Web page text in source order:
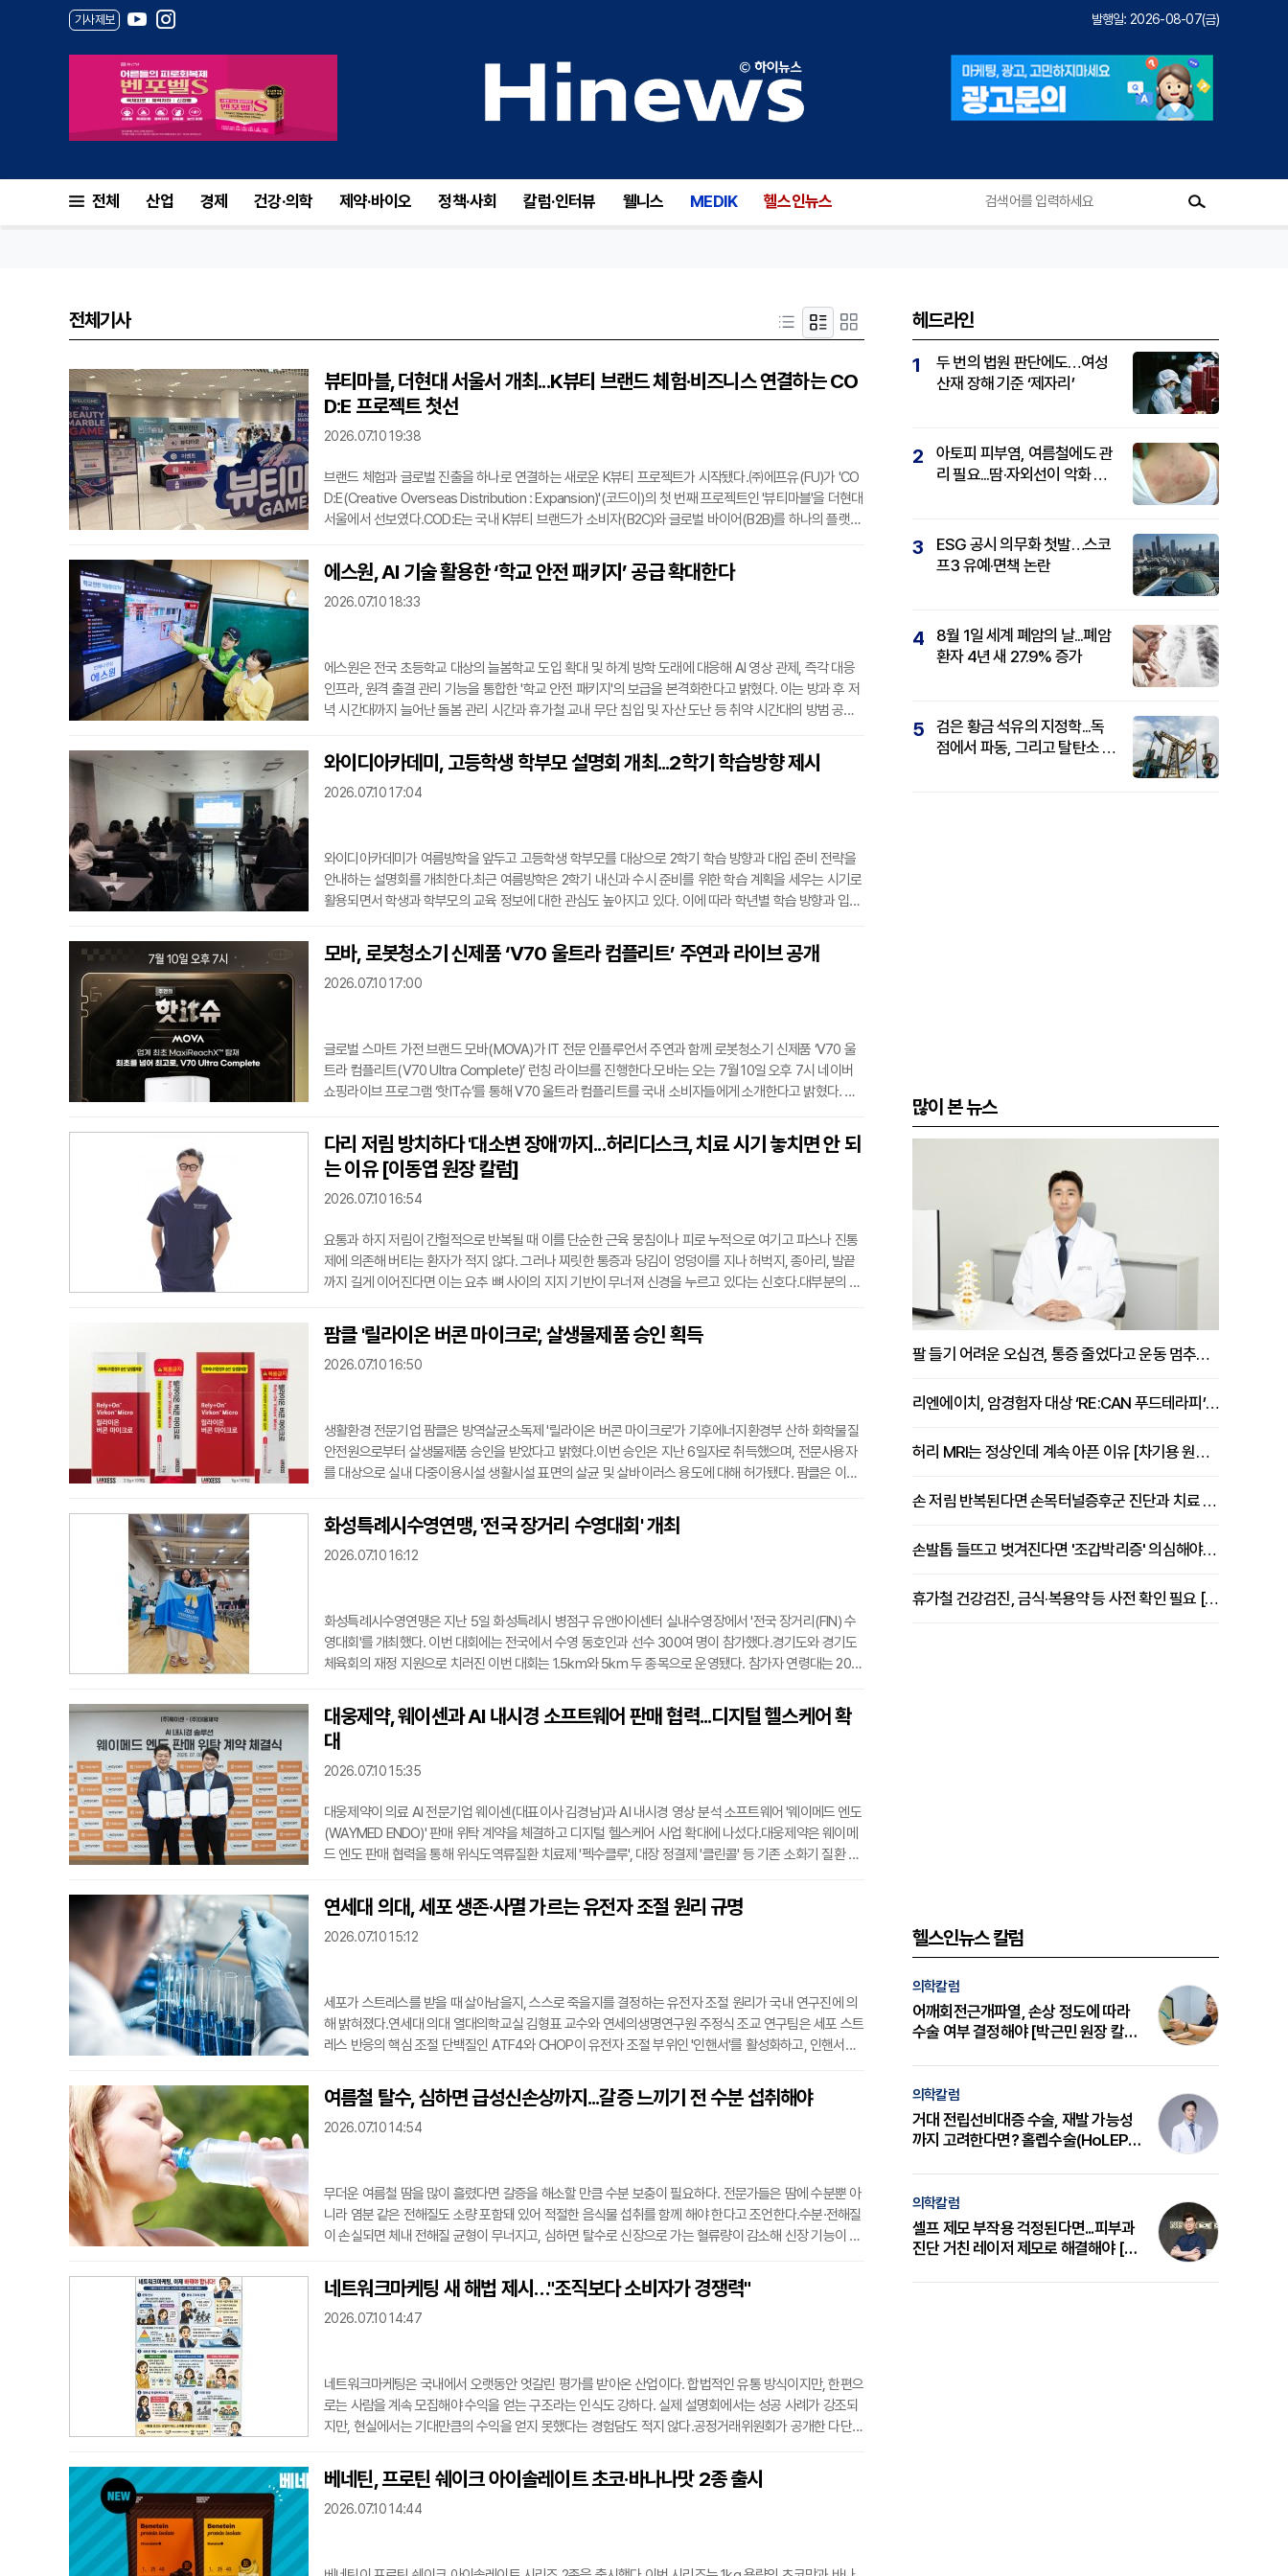
기사제보 발행일: 2026-08-07(금)
전체 산업 경제 건강·의학 제약·바이오 정책·사회 칼럼·인터뷰 웰니스 MEDIK 헬스인뉴스
전체기사
뷰티마블, 더현대 서울서 개최...K뷰티 브랜드 체험·비즈니스 연결하는 CO
D:E 프로젝트 첫선
2026.07.10 19:38
브랜드 체험과 글로벌 진출을 하나로 연결하는 새로운 K뷰티 프로젝트가 시작됐다.㈜에프유(FU)가 'CO
D:E(Creative Overseas Distribution : Expansion)'(코드이)의 첫 번째 프로젝트인 '뷰티마블'을 더현대
서울에서 선보였다.COD:E는 국내 K뷰티 브랜드가 소비자(B2C)와 글로벌 바이어(B2B)를 하나의 플랫폼
텐츠, 글로벌 비즈니스가 하나의 동선으로 이어지는 새로운 글로벌 K뷰티 플랫폼이다.'뷰티마블'은 보드게
임 콘셉트의 참여형 체험 프로그램으로 구성됐다. 방문객은 행사장 입구에서 QR코드를 스캔하면 별도의
애플리케이션 설치
에스원, AI 기술 활용한 ‘학교 안전 패키지’ 공급 확대한다
2026.07.10 18:33
에스원은 전국 초등학교 대상의 늘봄학교 도입 확대 및 하계 방학 도래에 대응해 AI 영상 관제, 즉각 대응
인프라, 원격 출결 관리 기능을 통합한 '학교 안전 패키지'의 보급을 본격화한다고 밝혔다. 이는 방과 후 저
녁 시간대까지 늘어난 돌봄 관리 시간과 휴가철 교내 무단 침입 및 자산 도난 등 취약 시간대의 방범 공백
rt Video Management System)'가 담당하게 된다. 사후 확인 용도로 활용되던 기존 보안카메라와 달
리, SVMS는 내장된 AI 엔진이 학내의 비정상적 동향을 자체 감지하여 실시간으로 관리자에게 알람을 전
송하는 메커니즘을
와이디아카데미, 고등학생 학부모 설명회 개최...2학기 학습방향 제시
2026.07.10 17:04
와이디아카데미가 여름방학을 앞두고 고등학생 학부모를 대상으로 2학기 학습 방향과 대입 준비 전략을
안내하는 설명회를 개최한다.최근 여름방학은 2학기 내신과 수시 준비를 위한 학습 계획을 세우는 시기로
활용되면서 학생과 학부모의 교육 정보에 대한 관심도 높아지고 있다. 이에 따라 학년별 학습 방향과 입시
수립 방법을 비롯해 2학기 영어 학습 방향, 학교별 내신 대비 전략, 학년별 학습 관리 방법 등을 안내할 예
정이다. 방학 기간 학습 루틴 구성과 자기주도학습 계획 수립, 학습 시간 관리 등 실제 학습 과정에서 활용
할 수
모바, 로봇청소기 신제품 ‘V70 울트라 컴플리트’ 주연과 라이브 공개
2026.07.10 17:00
글로벌 스마트 가전 브랜드 모바(MOVA)가 IT 전문 인플루언서 주연과 함께 로봇청소기 신제품 ‘V70 울
트라 컴플리트(V70 Ultra Complete)’ 런칭 라이브를 진행한다.모바는 오는 7월 10일 오후 7시 네이버
쇼핑라이브 프로그램 ‘핫IT슈’를 통해 V70 울트라 컴플리트를 국내 소비자들에게 소개한다고 밝혔다. 이
다양한 구매 혜택이 공개된다.V70 울트라 컴플리트는 모바가 국내 시장에 선보이는 플래그십 로봇청소
기다. ‘Beyond Clean, Beyond Limits’를 슬로건으로 내세우며, 강력한 흡입력과 진화한 주행 성능, 사각
지대 청소 기술,
다리 저림 방치하다 '대소변 장애'까지...허리디스크, 치료 시기 놓치면 안 되
는 이유 [이동엽 원장 칼럼]
2026.07.10 16:54
요통과 하지 저림이 간헐적으로 반복될 때 이를 단순한 근육 뭉침이나 피로 누적으로 여기고 파스나 진통
제에 의존해 버티는 환자가 적지 않다. 그러나 찌릿한 통증과 당김이 엉덩이를 지나 허벅지, 종아리, 발끝
까지 길게 이어진다면 이는 요추 뼈 사이의 지지 기반이 무너져 신경을 누르고 있다는 신호다.대부분의 허
혀 나오지 않는 증상, 소변과 대변을 마음대로 조절하기 어려운 장애, 그리고 엉덩이 및 회음부 감각 저하
가 동반된다면 이는 긴급 척추 질환인 마미증후군 가능성이 있으므로 지체 없이 즉각적인 응급 평가와 진
료를 시행
팜클 '릴라이온 버콘 마이크로', 살생물제품 승인 획득
2026.07.10 16:50
생활환경 전문기업 팜클은 방역살균소독제 '릴라이온 버콘 마이크로'가 기후에너지환경부 산하 화학물질
안전원으로부터 살생물제품 승인을 받았다고 밝혔다.이번 승인은 지난 6일자로 취득했으며, 전문사용자
를 대상으로 실내 다중이용시설 생활시설 표면의 살균 및 살바이러스 용도에 대해 허가됐다. 팜클은 이번
통해 관련 제품군을 강화해 나갈 계획이라고 설명했다.팜클 전찬민 대표는 "이번 승인을 계기로 생활위생
분야에서 방역 제품을 지속적으로 선보이겠다"고 말했다.
화성특례시수영연맹, '전국 장거리 수영대회' 개최
2026.07.10 16:12
화성특례시수영연맹은 지난 5일 화성특례시 병점구 유앤아이센터 실내수영장에서 '전국 장거리(FIN) 수
영대회'를 개최했다. 이번 대회에는 전국에서 수영 동호인과 선수 300여 명이 참가했다.경기도와 경기도
체육회의 재정 지원으로 치러진 이번 대회는 1.5km와 5km 두 종목으로 운영됐다. 참가자 연령대는 20대
한 여자 선수가 1시간 12분을 기록하며 전체 1위를 차지했다. 1.5km 여자부 2그룹에서는 접백단X코드원
소속 오윤지 선수가 20분 26초 06의 기록으로 우승했다.최근 지역 체육연맹을 중심으로 동호인과 선수
가 함께 참여하는 생활체
대웅제약, 웨이센과 AI 내시경 소프트웨어 판매 협력...디지털 헬스케어 확
대
2026.07.10 15:35
대웅제약이 의료 AI 전문기업 웨이센(대표이사 김경남)과 AI 내시경 영상 분석 소프트웨어 '웨이메드 엔도
(WAYMED ENDO)' 판매 위탁 계약을 체결하고 디지털 헬스케어 사업 확대에 나섰다.대웅제약은 웨이메
드 엔도 판매 협력을 통해 위식도역류질환 치료제 '펙수클루', 대장 정결제 '클린콜' 등 기존 소화기 질환 제
질환 토털 솔루션'을 제공할 계획이다.대웅제약은 전국 병원 영업 네트워크를 활용해 상급종합병원, 종합
병원, 건강검진센터, 의원 등을 대상으로 웨이메드 엔도의 판매와 마케팅을 담당한다. 웨이센은 제품 고도
화와 기술
연세대 의대, 세포 생존·사멸 가르는 유전자 조절 원리 규명
2026.07.10 15:12
세포가 스트레스를 받을 때 살아남을지, 스스로 죽을지를 결정하는 유전자 조절 원리가 국내 연구진에 의
해 밝혀졌다.연세대 의대 열대의학교실 김형표 교수와 연세의생명연구원 주정식 조교 연구팀은 세포 스트
레스 반응의 핵심 조절 단백질인 ATF4와 CHOP이 유전자 조절 부위인 '인핸서'를 활성화하고, 인핸서와
밝혔다. 이번 연구 결과는 국제학술지 '핵산연구(Nucleic Acids Research, IF 15.0)'에 게재됐다.세포 안
에서 단백질을 만들고 정리하는 소포체에 문제가 생기면 제대로 접히지 않은 단백질이 쌓이는 소포체 스
트레스가 발생한
여름철 탈수, 심하면 급성신손상까지...갈증 느끼기 전 수분 섭취해야
2026.07.10 14:54
무더운 여름철 땀을 많이 흘렸다면 갈증을 해소할 만큼 수분 보충이 필요하다. 전문가들은 땀에 수분뿐 아
니라 염분 같은 전해질도 소량 포함돼 있어 적절한 음식물 섭취를 함께 해야 한다고 조언한다.수분·전해질
이 손실되면 체내 전해질 균형이 무너지고, 심하면 탈수로 신장으로 가는 혈류량이 감소해 신장 기능이 급
수 있어 강조되는 이유다.탈수는 정도에 따라 두 가지 양상으로 나타난다. 체내 수분 결핍으로 고나트륨혈
증이 발생할 수 있고, 전해질 손실을 동반한 체액 결핍에 의해 저혈압 및 급성신손상을 초래할 수 있다. 여
름철에
네트워크마케팅 새 해법 제시…"조직보다 소비자가 경쟁력"
2026.07.10 14:47
네트워크마케팅은 국내에서 오랫동안 엇갈린 평가를 받아온 산업이다. 합법적인 유통 방식이지만, 한편으
로는 사람을 계속 모집해야 수익을 얻는 구조라는 인식도 강하다. 실제 설명회에서는 성공 사례가 강조되
지만, 현실에서는 기대만큼의 수익을 얻지 못했다는 경험담도 적지 않다.공정거래위원회가 공개한 다단계
별개로 수익이 일부에게 집중되는 구조가 반복되면서 업계 전반에 대한 신뢰 역시 흔들리고 있다는 지적
이 나온다.이 같은 현실 속에서 기존 네트워크마케팅의 운영 방식을 근본적으로 바꿔야 한다고 주장하는
인물이 있다.
베네틴, 프로틴 쉐이크 아이솔레이트 초코·바나나맛 2종 출시
2026.07.10 14:44
헤드라인
1
두 번의 법원 판단에도…여성
산재 장해 기준 ‘제자리’
2
아토피 피부염, 여름철에도 관
리 필요...땀·자외선이 악화 요
3
ESG 공시 의무화 첫발…스코
프3 유예·면책 논란
4
8월 1일 세계 폐암의 날...폐암
환자 4년 새 27.9% 증가
5
검은 황금 석유의 지정학...독
점에서 파동, 그리고 탈탄소 패
많이 본 뉴스
팔 들기 어려운 오십견, 통증 줄었다고 운동 멈추면 안 되는 이유 [이병욱 원장 칼럼]
리엔에이치, 암경험자 대상 ‘RE:CAN 푸드테라피’ 운영
허리 MRI는 정상인데 계속 아픈 이유 [차기용 원장 칼럼]
손 저림 반복된다면 손목터널증후군 진단과 치료 시기 살펴야 [김동현 원장 칼럼]
손발톱 들뜨고 벗겨진다면 '조갑박리증' 의심해야 [김철윤 원장 칼럼]
휴가철 건강검진, 금식·복용약 등 사전 확인 필요 [정도감 원장 칼럼]
헬스인뉴스 칼럼
의학칼럼
어깨회전근개파열, 손상 정도에 따라
수술 여부 결정해야 [박근민 원장 칼
의학칼럼
거대 전립선비대증 수술, 재발 가능성
까지 고려한다면? 홀렙수술(HoLEP)
의학칼럼
셀프 제모 부작용 걱정된다면...피부과
진단 거친 레이저 제모로 해결해야 [변